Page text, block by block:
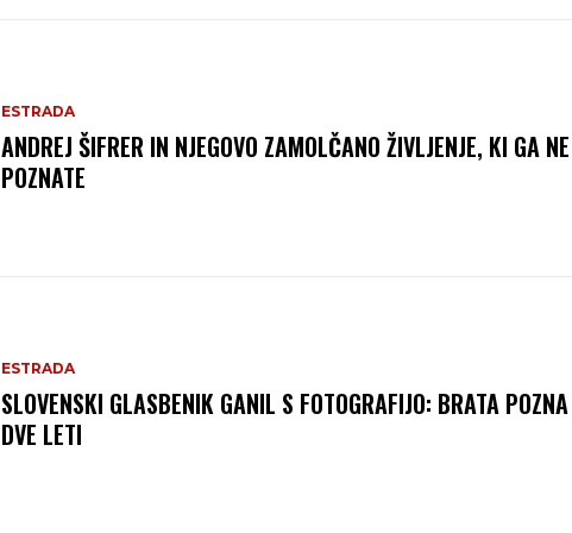
ESTRADA
ANDREJ ŠIFRER IN NJEGOVO ZAMOLČANO ŽIVLJENJE, KI GA NE
POZNATE
ESTRADA
SLOVENSKI GLASBENIK GANIL S FOTOGRAFIJO: BRATA
DVE LETI